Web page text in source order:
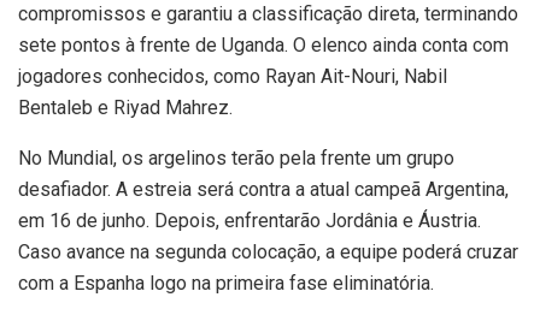
compromissos e garantiu a classificação direta, terminando
sete pontos à frente de Uganda. O elenco ainda conta com
jogadores conhecidos, como Rayan Ait-Nouri, Nabil
Bentaleb e Riyad Mahrez.
No Mundial, os argelinos terão pela frente um grupo
desafiador. A estreia será contra a atual campeã Argentina,
em 16 de junho. Depois, enfrentarão Jordânia e Áustria.
Caso avance na segunda colocação, a equipe poderá cruzar
com a Espanha logo na primeira fase eliminatória.